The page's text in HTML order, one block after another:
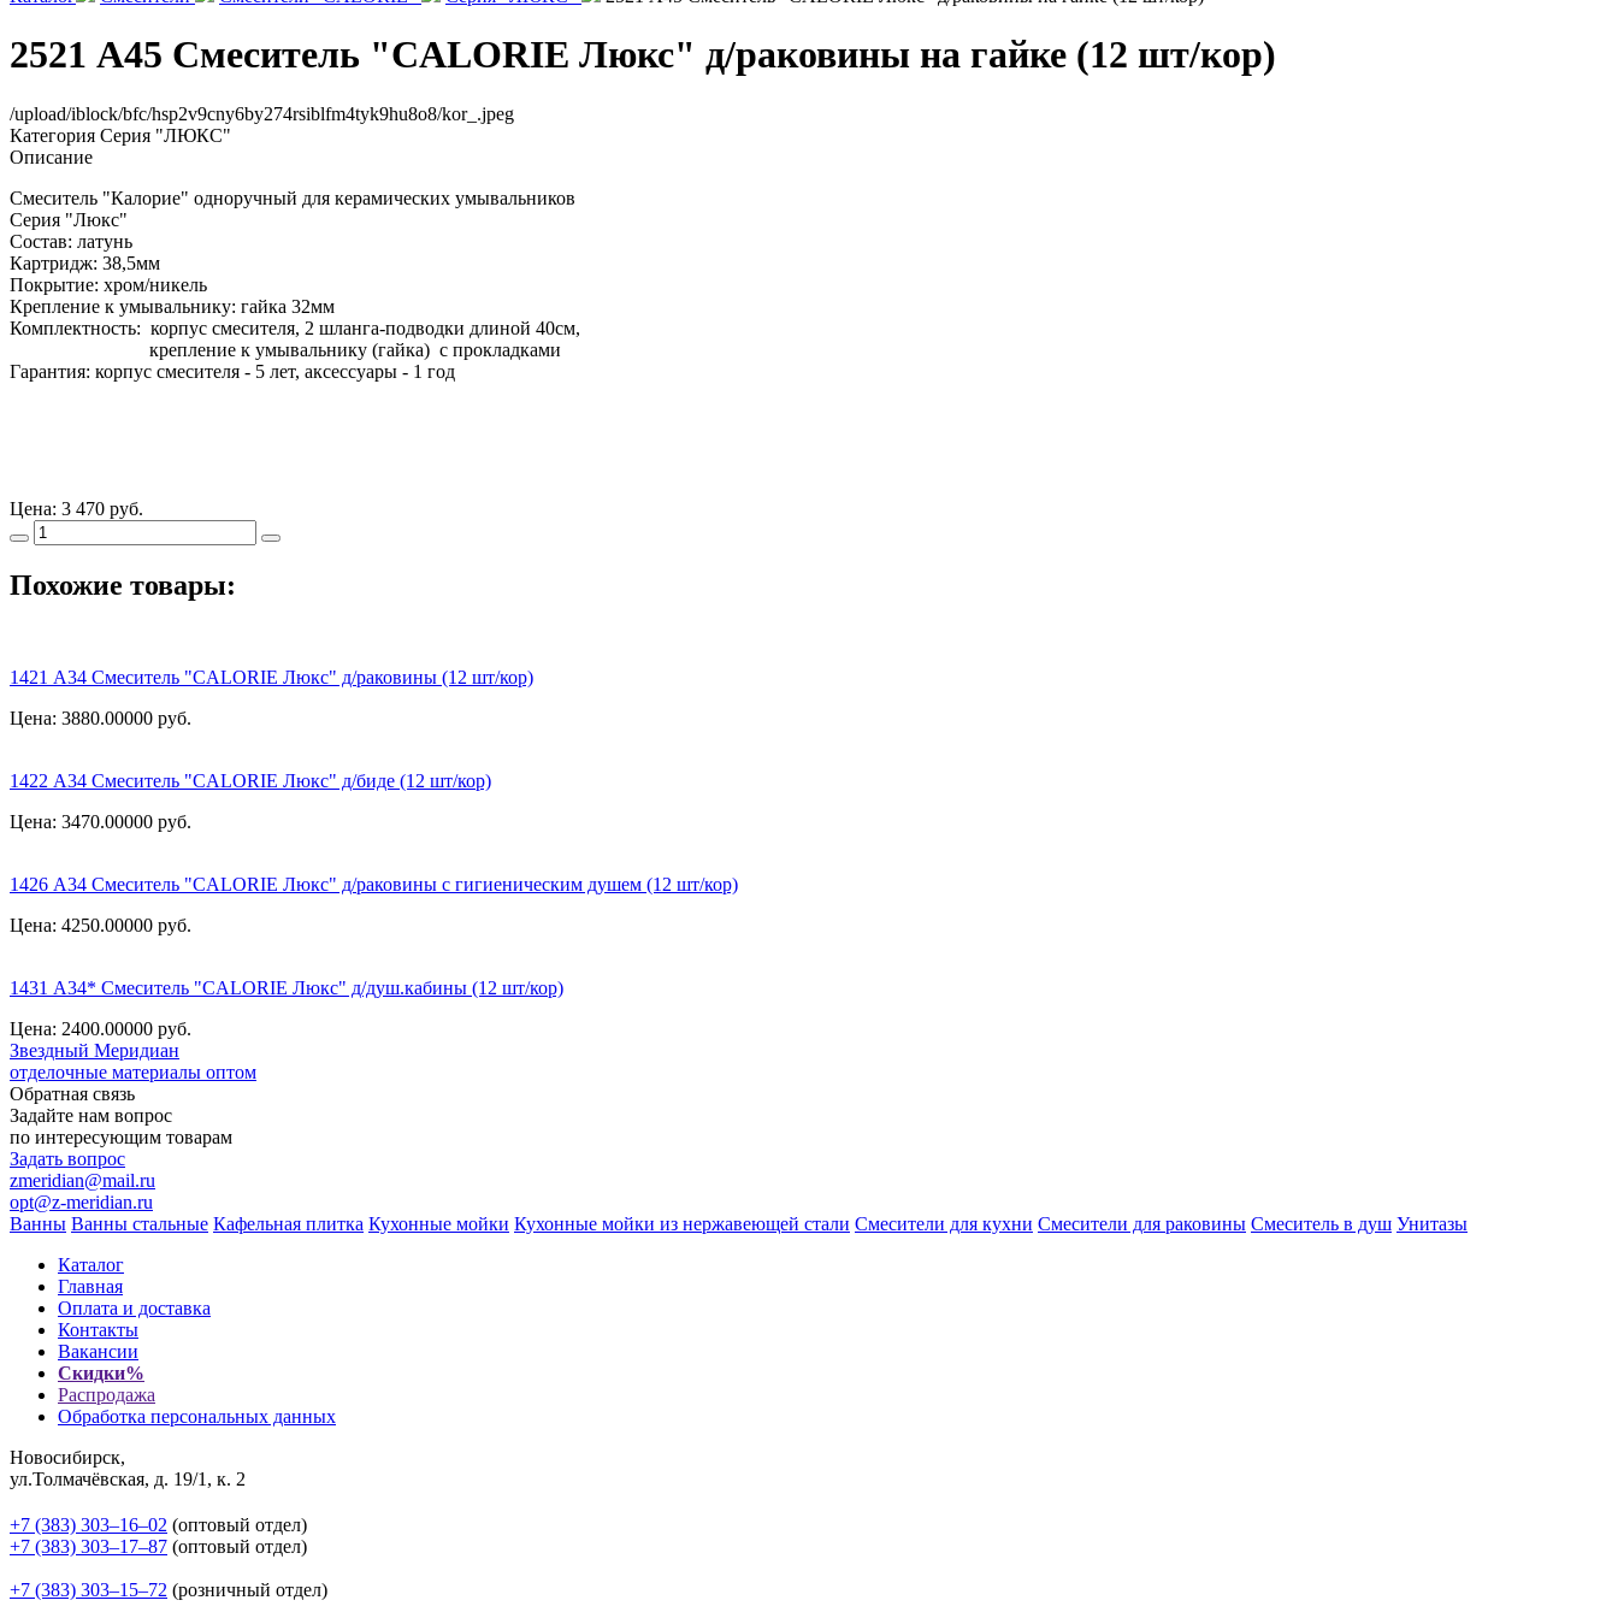
2521 А45 Смеситель "CALORIE Люкс" д/раковины на гайке (12 шт/кор)
/upload/iblock/bfc/hsp2v9cny6by274rsiblfm4tyk9hu8o8/kor_.jpeg
Категория Серия "ЛЮКС"
Описание
Смеситель "Калорие" одноручный для керамических умывальников
Серия "Люкс"
Состав: латунь
Картридж: 38,5мм
Покрытие: хром/никель
Крепление к умывальнику: гайка 32мм
Комплектность: корпус смесителя, 2 шланга-подводки длиной 40см,
крепление к умывальнику (гайка) с прокладками
Гарантия: корпус смесителя - 5 лет, аксессуары - 1 год
Цена: 3 470 руб.
Похожие товары:
1421 А34 Смеситель "CALORIE Люкс" д/раковины (12 шт/кор)
Цена: 3880.00000 руб.
1422 А34 Смеситель "CALORIE Люкс" д/биде (12 шт/кор)
Цена: 3470.00000 руб.
1426 А34 Смеситель "CALORIE Люкс" д/раковины с гигиеническим душем (12 шт/кор)
Цена: 4250.00000 руб.
1431 А34* Смеситель "CALORIE Люкс" д/душ.кабины (12 шт/кор)
Цена: 2400.00000 руб.
Звездный Меридиан
отделочные материалы оптом
Обратная связь
Задайте нам вопрос
по интересующим товарам
Задать вопрос
zmeridian@mail.ru
opt@z-meridian.ru
Ванны Ванны стальные Кафельная плитка Кухонные мойки Кухонные мойки из нержавеющей стали Смесители для кухни Смесители для раковины Смеситель в душ Унитазы
Каталог
Главная
Оплата и доставка
Контакты
Вакансии
Скидки%
Распродажа
Обработка персональных данных
Новосибирск,
ул.Толмачёвская, д. 19/1, к. 2
+7 (383) 303‒16‒02 (оптовый отдел)
+7 (383) 303‒17‒87 (оптовый отдел)
+7 (383) 303‒15‒72 (розничный отдел)